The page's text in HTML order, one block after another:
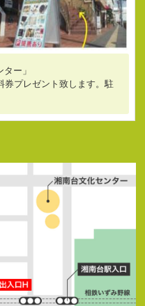
ー」
プレゼント致します。駐